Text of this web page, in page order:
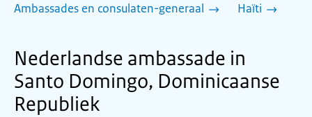
Ambassades en consulaten-generaal
Haïti
Nederlandse ambassade in
Santo Domingo, Dominicaanse
Republiek